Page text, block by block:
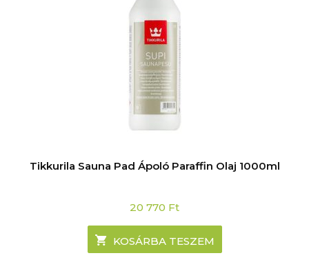
Tikkurila Sauna Pad Ápoló Paraffin Olaj 1000ml
20 770 Ft
KOSÁRBA TESZEM